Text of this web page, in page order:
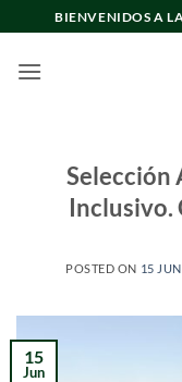
al
contenido
BIENVENIDOS A
Selección
Inclusivo.
POSTED ON 15
15
Jun